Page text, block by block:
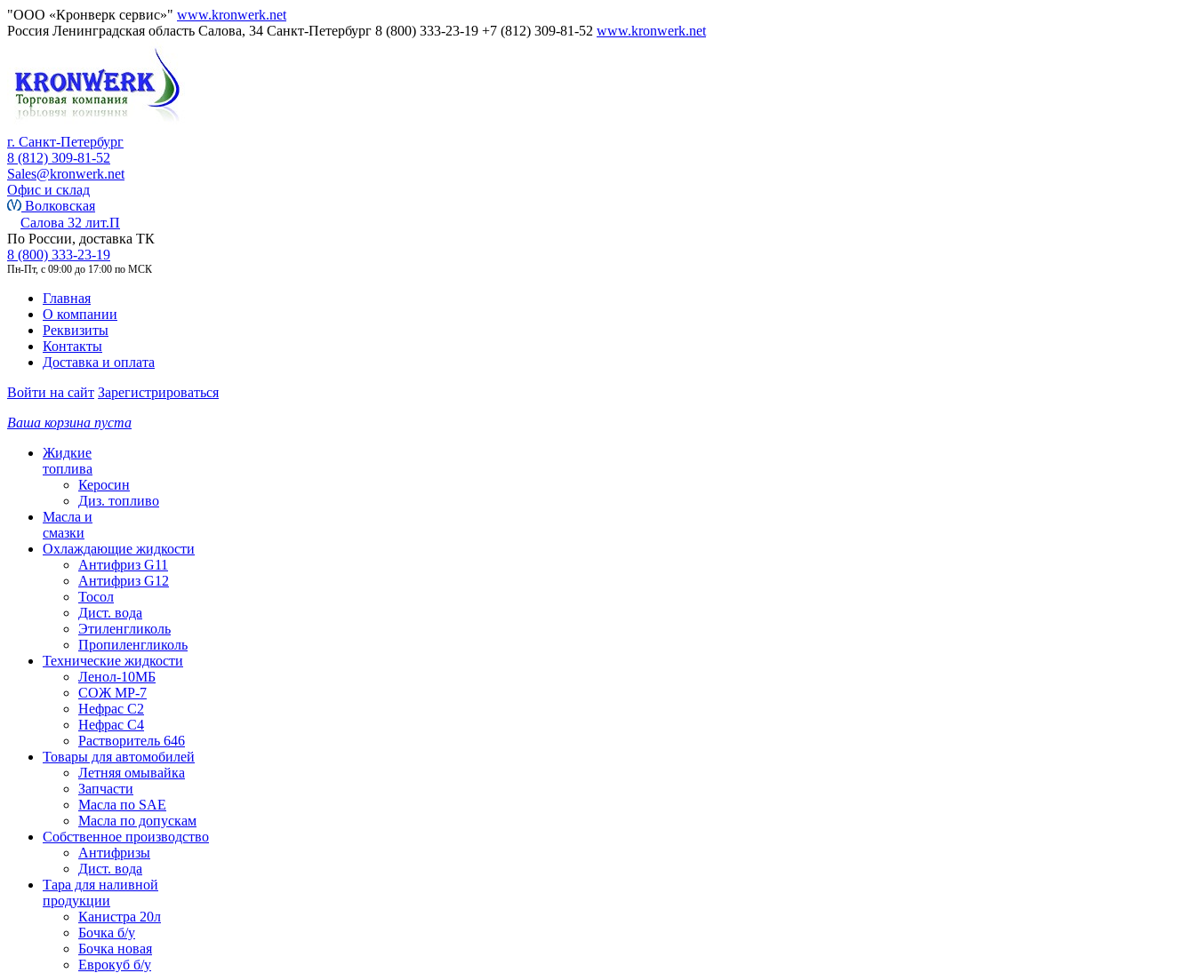
"ООО «Кронверк сервис»" www.kronwerk.net
Россия Ленинградская область Салова, 34 Санкт-Петербург 8 (800) 333-23-19 +7 (812) 309-81-52 www.kronwerk.net
г. Санкт-Петербург
8 (812) 309-81-52
Sales@kronwerk.net
Офис и склад
Волковская
Салова 32 лит.П
По России, доставка ТК
8 (800) 333-23-19
Пн-Пт, с 09:00 до 17:00 по МСК
Главная
О компании
Реквизиты
Контакты
Доставка и оплата
Войти на сайт Зарегистрироваться
Ваша корзина пуста
Жидкие
топлива
Керосин
Диз. топливо
Масла и
смазки
Охлаждающие жидкости
Антифриз G11
Антифриз G12
Тосол
Дист. вода
Этиленгликоль
Пропиленгликоль
Технические жидкости
Ленол-10МБ
СОЖ МР-7
Нефрас С2
Нефрас С4
Растворитель 646
Товары для автомобилей
Летняя омывайка
Запчасти
Масла по SAE
Масла по допускам
Собственное производство
Антифризы
Дист. вода
Тара для наливной
продукции
Канистра 20л
Бочка б/у
Бочка новая
Еврокуб б/у